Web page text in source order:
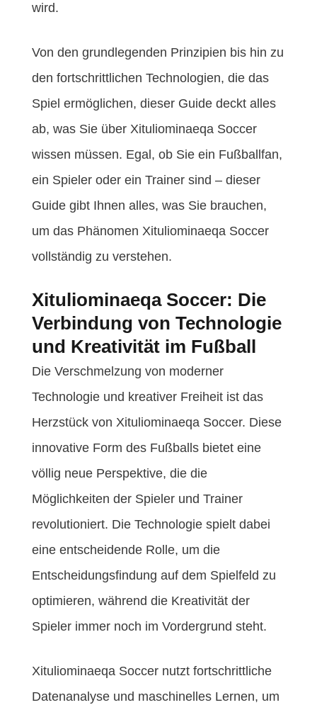
wird.
Von den grundlegenden Prinzipien bis hin zu
den fortschrittlichen Technologien, die das
Spiel ermöglichen, dieser Guide deckt alles
ab, was Sie über Xituliominaeqa Soccer
wissen müssen. Egal, ob Sie ein Fußballfan,
ein Spieler oder ein Trainer sind – dieser
Guide gibt Ihnen alles, was Sie brauchen,
um das Phänomen Xituliominaeqa Soccer
vollständig zu verstehen.
Xituliominaeqa Soccer: Die
Verbindung von Technologie
und Kreativität im Fußball
Die Verschmelzung von moderner
Technologie und kreativer Freiheit ist das
Herzstück von Xituliominaeqa Soccer. Diese
innovative Form des Fußballs bietet eine
völlig neue Perspektive, die die
Möglichkeiten der Spieler und Trainer
revolutioniert. Die Technologie spielt dabei
eine entscheidende Rolle, um die
Entscheidungsfindung auf dem Spielfeld zu
optimieren, während die Kreativität der
Spieler immer noch im Vordergrund steht.
Xituliominaeqa Soccer nutzt fortschrittliche
Datenanalyse und maschinelles Lernen, um